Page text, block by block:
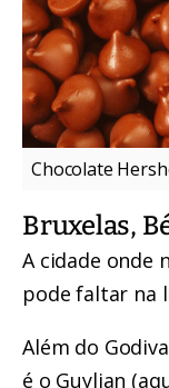
Chocolate
Bruxelas,
A cidade onde
pode faltar na
Além do
é o Guylian